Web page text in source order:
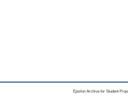
Epsilon Archive for Student